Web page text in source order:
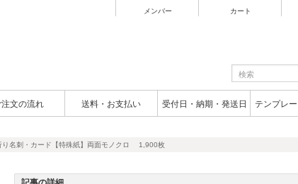
メンバー カート
注文の流れ 送料・お支払い 受付日・納期・発送日 テンプレ
り名刺・カード【特殊紙】両面モノクロ 1,900枚